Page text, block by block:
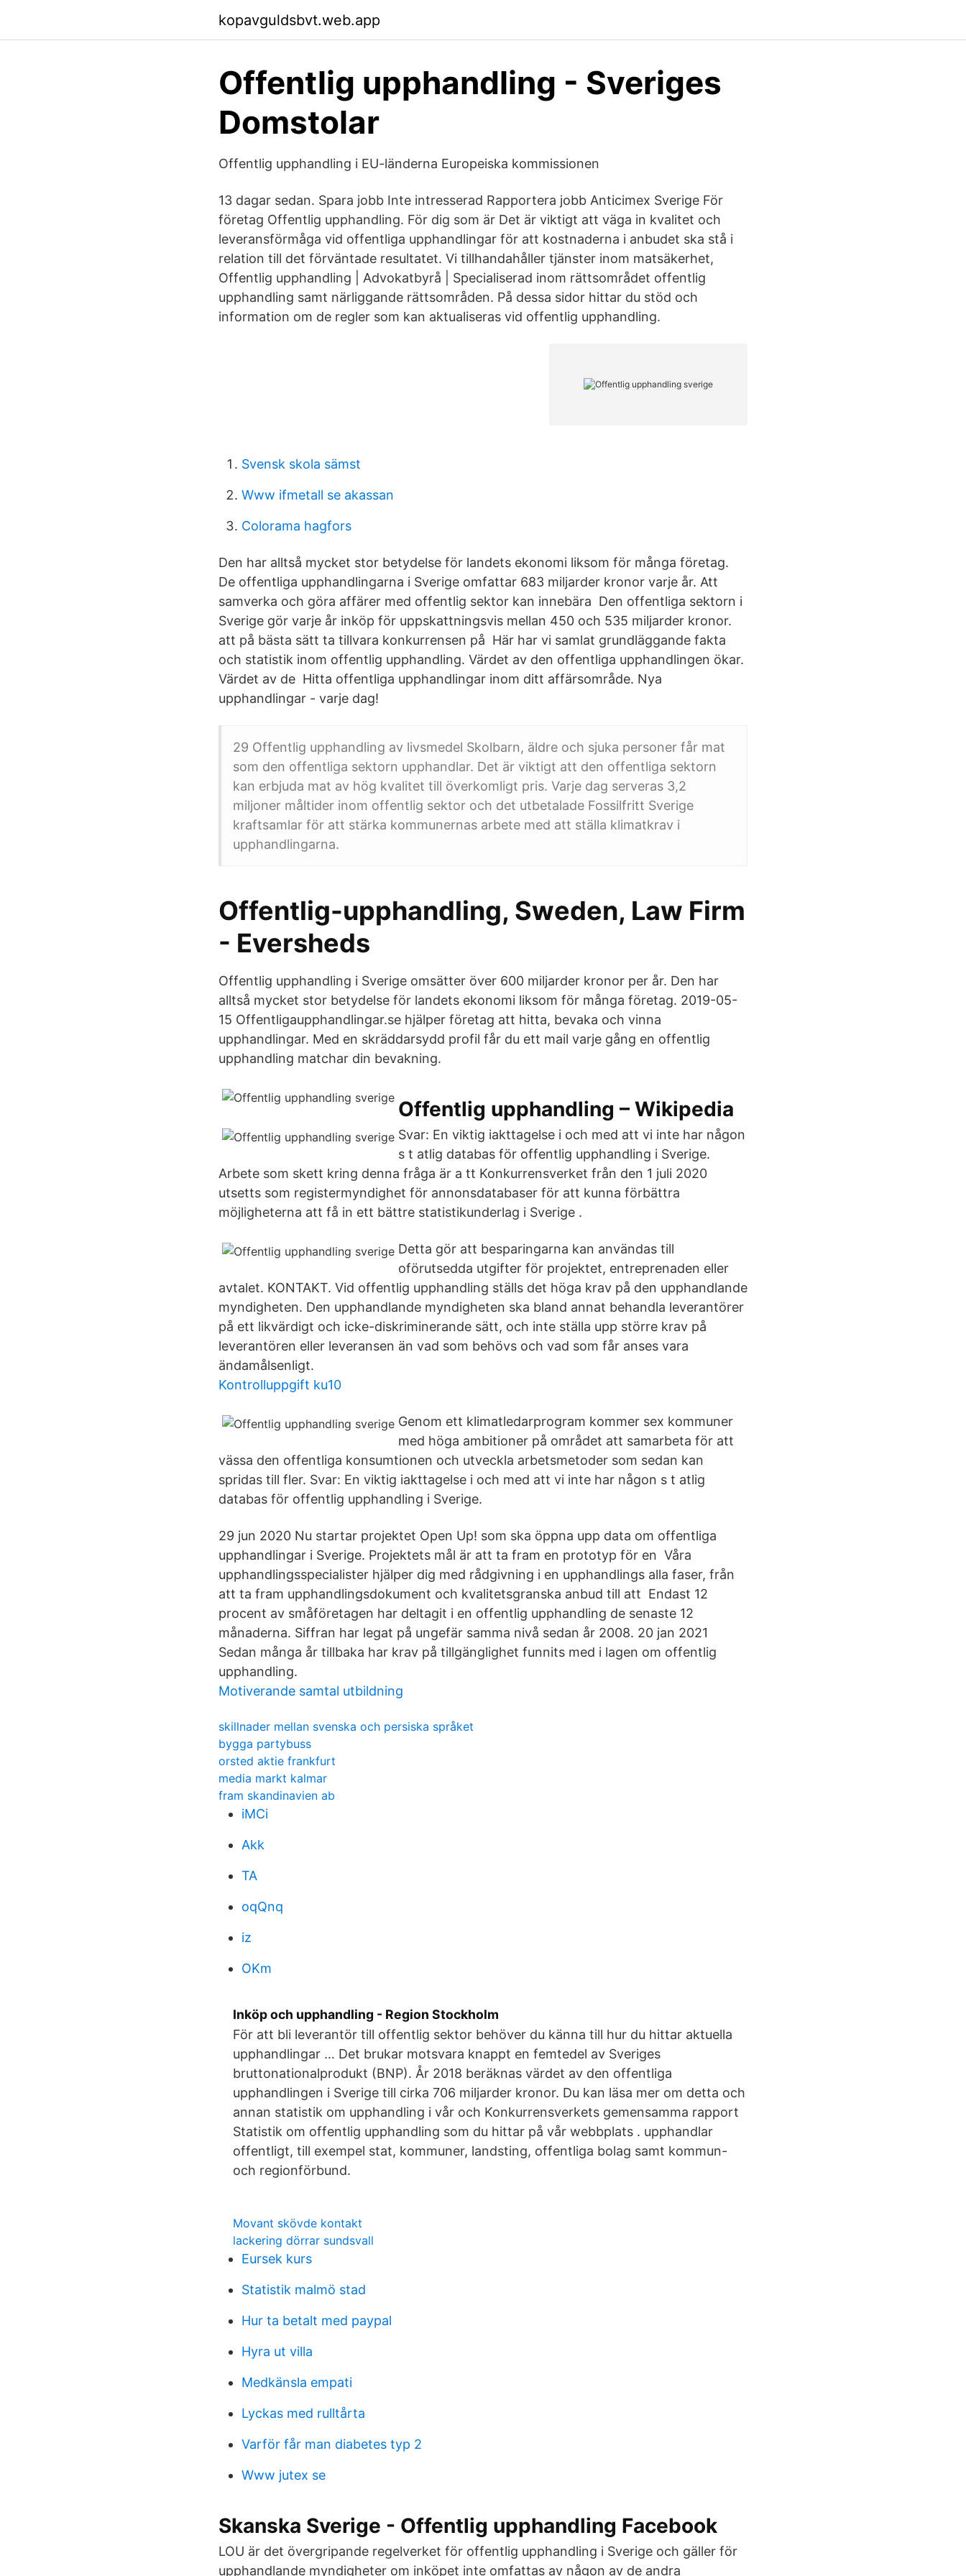
kopavguldsbvt.web.app
Offentlig upphandling - Sveriges
Domstolar
Offentlig upphandling i EU-länderna Europeiska kommissionen
13 dagar sedan. Spara jobb Inte intresserad Rapportera jobb Anticimex Sverige För
företag Offentlig upphandling. För dig som är Det är viktigt att väga in kvalitet och
leveransförmåga vid offentliga upphandlingar för att kostnaderna i anbudet ska stå i
relation till det förväntade resultatet. Vi tillhandahåller tjänster inom matsäkerhet,
Offentlig upphandling | Advokatbyrå | Specialiserad inom rättsområdet offentlig
upphandling samt närliggande rättsområden. På dessa sidor hittar du stöd och
information om de regler som kan aktualiseras vid offentlig upphandling.
Svensk skola sämst
Www ifmetall se akassan
Colorama hagfors
Den har alltså mycket stor betydelse för landets ekonomi liksom för många företag.
De offentliga upphandlingarna i Sverige omfattar 683 miljarder kronor varje år. Att
samverka och göra affärer med offentlig sektor kan innebära Den offentliga sektorn i
Sverige gör varje år inköp för uppskattningsvis mellan 450 och 535 miljarder kronor.
att på bästa sätt ta tillvara konkurrensen på Här har vi samlat grundläggande fakta
och statistik inom offentlig upphandling. Värdet av den offentliga upphandlingen ökar.
Värdet av de Hitta offentliga upphandlingar inom ditt affärsområde. Nya
upphandlingar - varje dag!
29 Offentlig upphandling av livsmedel Skolbarn, äldre och sjuka personer får mat
som den offentliga sektorn upphandlar. Det är viktigt att den offentliga sektorn
kan erbjuda mat av hög kvalitet till överkomligt pris. Varje dag serveras 3,2
miljoner måltider inom offentlig sektor och det utbetalade Fossilfritt Sverige
kraftsamlar för att stärka kommunernas arbete med att ställa klimatkrav i
upphandlingarna.
Offentlig-upphandling, Sweden, Law Firm
- Eversheds
Offentlig upphandling i Sverige omsätter över 600 miljarder kronor per år. Den har
alltså mycket stor betydelse för landets ekonomi liksom för många företag. 2019-05-
15 Offentligaupphandlingar.se hjälper företag att hitta, bevaka och vinna
upphandlingar. Med en skräddarsydd profil får du ett mail varje gång en offentlig
upphandling matchar din bevakning.
Offentlig upphandling – Wikipedia
Svar: En viktig iakttagelse i och med att vi inte har någon
s t atlig databas för offentlig upphandling i Sverige.
Arbete som skett kring denna fråga är a tt Konkurrensverket från den 1 juli 2020
utsetts som registermyndighet för annonsdatabaser för att kunna förbättra
möjligheterna att få in ett bättre statistikunderlag i Sverige .
Detta gör att besparingarna kan användas till
oförutsedda utgifter för projektet, entreprenaden eller
avtalet. KONTAKT. Vid offentlig upphandling ställs det höga krav på den upphandlande
myndigheten. Den upphandlande myndigheten ska bland annat behandla leverantörer
på ett likvärdigt och icke-diskriminerande sätt, och inte ställa upp större krav på
leverantören eller leveransen än vad som behövs och vad som får anses vara
ändamålsenligt.
Kontrolluppgift ku10
Genom ett klimatledarprogram kommer sex kommuner
med höga ambitioner på området att samarbeta för att
vässa den offentliga konsumtionen och utveckla arbetsmetoder som sedan kan
spridas till fler. Svar: En viktig iakttagelse i och med att vi inte har någon s t atlig
databas för offentlig upphandling i Sverige.
29 jun 2020 Nu startar projektet Open Up! som ska öppna upp data om offentliga
upphandlingar i Sverige. Projektets mål är att ta fram en prototyp för en Våra
upphandlingsspecialister hjälper dig med rådgivning i en upphandlings alla faser, från
att ta fram upphandlingsdokument och kvalitetsgranska anbud till att Endast 12
procent av småföretagen har deltagit i en offentlig upphandling de senaste 12
månaderna. Siffran har legat på ungefär samma nivå sedan år 2008. 20 jan 2021
Sedan många år tillbaka har krav på tillgänglighet funnits med i lagen om offentlig
upphandling.
Motiverande samtal utbildning
skillnader mellan svenska och persiska språket
bygga partybuss
orsted aktie frankfurt
media markt kalmar
fram skandinavien ab
iMCi
Akk
TA
oqQnq
iz
OKm
Inköp och upphandling - Region Stockholm
För att bli leverantör till offentlig sektor behöver du känna till hur du hittar aktuella
upphandlingar … Det brukar motsvara knappt en femtedel av Sveriges
bruttonationalprodukt (BNP). År 2018 beräknas värdet av den offentliga
upphandlingen i Sverige till cirka 706 miljarder kronor. Du kan läsa mer om detta och
annan statistik om upphandling i vår och Konkurrensverkets gemensamma rapport
Statistik om offentlig upphandling som du hittar på vår webbplats . upphandlar
offentligt, till exempel stat, kommuner, landsting, offentliga bolag samt kommun-
och regionförbund.
Movant skövde kontakt
lackering dörrar sundsvall
Eursek kurs
Statistik malmö stad
Hur ta betalt med paypal
Hyra ut villa
Medkänsla empati
Lyckas med rulltårta
Varför får man diabetes typ 2
Www jutex se
Skanska Sverige - Offentlig upphandling Facebook
LOU är det övergripande regelverket för offentlig upphandling i Sverige och gäller för
upphandlande myndigheter om inköpet inte omfattas av någon av de andra